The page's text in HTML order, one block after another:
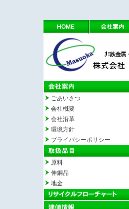
ごあいさつ
会社概要
会社沿革
環境方針
プライバシーポリシー
原料
伸銅品
地金